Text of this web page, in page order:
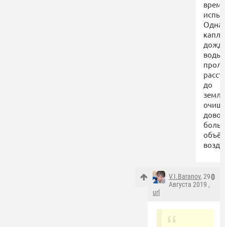
время
Одна
капля
воды
до
земли
0
V.I.Baranov, 29
Августа 2019 ,
url